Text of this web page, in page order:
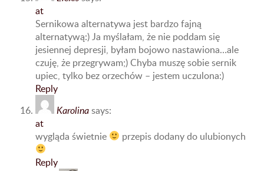
at
Sernikowa alternatywa jest bardzo fajną
alternatywą:) Ja myślałam, że nie poddam się
jesiennej depresji, byłam bojowo nastawiona…ale
czuję, że przegrywam;) Chyba muszę sobie sernik
upiec, tylko bez orzechów – jestem uczulona:)
Reply
Karolinasays:
at
wygląda świetnie
przepis dodany do ulubionych
Reply